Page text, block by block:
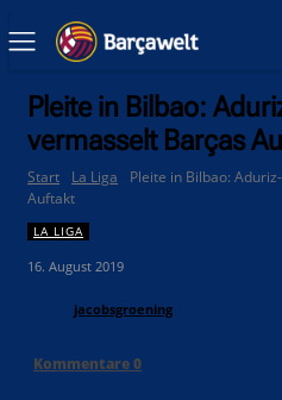
Pleite in Bilbao:
vermasselt Barças
Start La Liga
Pleite in Bilbao:
Auftakt
LA LIGA
16. August 2019
jacobsgroening
Kommentare0